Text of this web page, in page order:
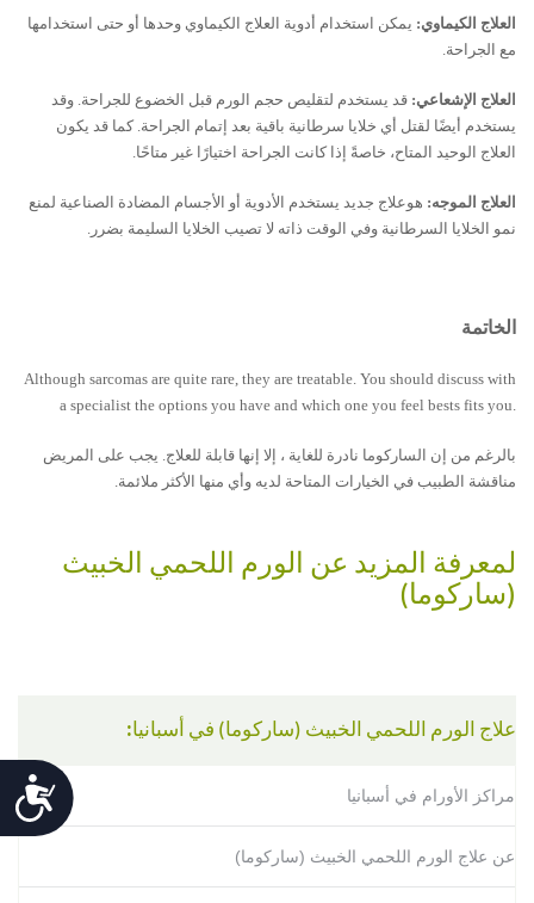
Accessibility
العلاج الكيماوي: يمكن استخدام أدوية العلاج الكيماوي وحدها أو حتى استخدامها
مع الجراحة.
العلاج الإشعاعي: قد يستخدم لتقليص حجم الورم قبل الخضوع للجراحة. وقد
يستخدم أيضًا لقتل أي خلايا سرطانية باقية بعد إتمام الجراحة. كما قد يكون
العلاج الوحيد المتاح، خاصةً إذا كانت الجراحة اختيارًا غير متاحًا.
العلاج الموجه: هوعلاج جديد يستخدم الأدوية أو الأجسام المضادة الصناعية لمنع
نمو الخلايا السرطانية وفي الوقت ذاته لا تصيب الخلايا السليمة بضرر.
الخاتمة
Although sarcomas are quite rare, they are treatable. You should discuss with
a specialist the options you have and which one you feel bests fits you.
بالرغم من إن الساركوما نادرة للغاية ، إلا إنها قابلة للعلاج. يجب على المريض
مناقشة الطبيب في الخيارات المتاحة لديه وأي منها الأكثر ملائمة.
لمعرفة المزيد عن الورم اللحمي الخبيث
(ساركوما)
Sarcoma
alliance
علاج الورم اللحمي الخبيث (ساركوما) في أسبانيا:
مراكز الأورام في أسبانيا
عن علاج الورم اللحمي الخبيث (ساركوما)